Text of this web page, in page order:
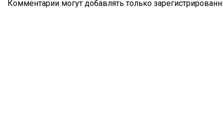
Комментарии могут добавлять только